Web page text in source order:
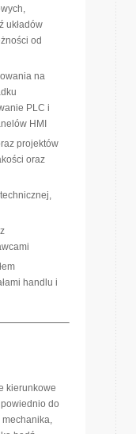
układów
od
na
PLC i
HMI
projektów
oraz
handlu i
kierunkowe
do